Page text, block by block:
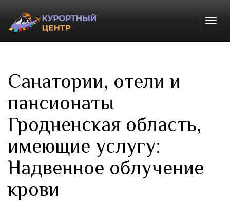
Санатории, отели и
пансионаты
Гродненская область,
имеющие услугу:
Надвенное облучение
крови